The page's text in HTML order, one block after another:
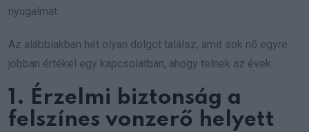
nyugalmat.
Az alábbiakban hét olyan dolgot találsz, amit sok nő egyre
jobban értékel egy kapcsolatban, ahogy telnek az évek.
1. Érzelmi biztonság a
felszínes vonzerő helyett